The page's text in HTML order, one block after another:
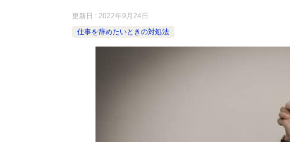
更新日 : 2022年9月24日
仕事を辞めたいときの対処法